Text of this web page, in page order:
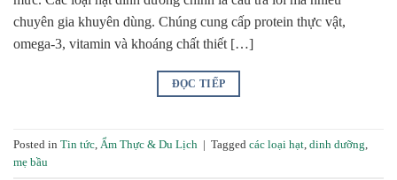
chuyên gia khuyên dùng. Chúng cung cấp protein thực vật,
omega-3, vitamin và khoáng chất thiết […]
ĐỌC TIẾP
Posted in Tin tức Ẩm Thực & Du Lịch | Tagged các loại hạt dinh dưỡng
mẹ bầu